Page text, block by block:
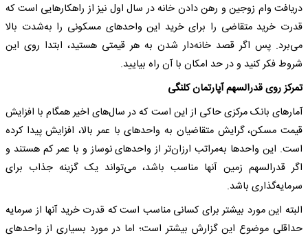
دریافت وام زوجین و رهن دادن خانه در سال اول نیز از راهکارهایی است که
قدرت خرید متقاضی را برای خرید این واحدهای مسکونی را به‌شدت بالا
می‌برد. پس اگر قصد خانه‌دار شدن به هر قیمتی هستید، ابتدا روی این
شروط فکر کنید و در حد امکان با آن راه بیایید.
تمرکز روی قدرالسهم آپارتمان کلنگی
آمارهای بانک مرکزی حاکی از این است که در سال‌های اخیر همگام با افزایش
قیمت مسکن، گرایش متقاضیان به واحدهای با عمر بالا، افزایش پیدا کرده
است. این واحدها به‌مراتب ارزان‌تر از واحدهای نوساز و با عمر کم هستند و
اگر قدرالسهم زمین آنها مناسب باشد، می‌تواند یک گزینه جذاب برای
سرمایه‌گذاری باشد.
البته این مورد بیشتر برای کسانی مناسب است که قدرت خرید آنها از سرمایه‌
حداقلی موضوع این گزارش بیشتر است؛ اما در مورد بسیاری از واحدهای